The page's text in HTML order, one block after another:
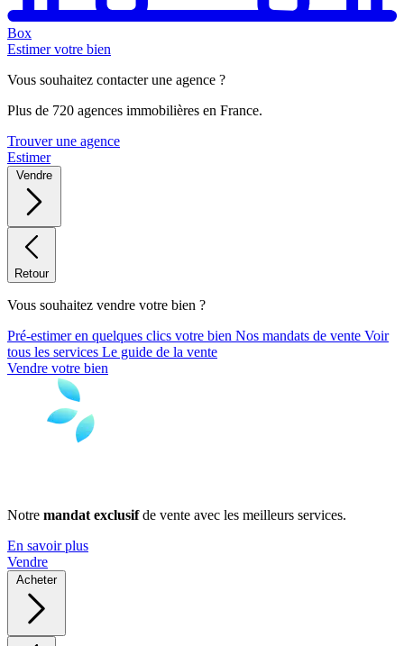
Box
Estimer votre bien
Vous souhaitez contacter une agence ?
Plus de 720 agences immobilières en France.
Trouver une agence
Estimer
Vendre
Retour
Vous souhaitez vendre votre bien ?
Pré-estimer en quelques clics votre bien Nos mandats de vente Voir
tous les services Le guide de la vente
Vendre votre bien
Notre mandat exclusifde vente avec les meilleurs services.
En savoir plus
Vendre
Acheter